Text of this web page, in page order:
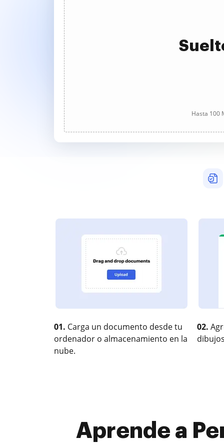
Hasta 100
01. Carga un documento desde tu
ordenador o almacenamiento en la
nube.
02.
Aprende a